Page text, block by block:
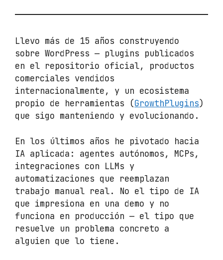
Llevo más de 15 años construyendo
sobre WordPress — plugins publicados
en el repositorio oficial, productos
comerciales vendidos
internacionalmente, y un ecosistema
propio de herramientas (GrowthPlugins)
que sigo manteniendo y evolucionando.
En los últimos años he pivotado hacia
IA aplicada: agentes autónomos, MCPs,
integraciones con LLMs y
automatizaciones que reemplazan
trabajo manual real. No el tipo de IA
que impresiona en una demo y no
funciona en producción — el tipo que
resuelve un problema concreto a
alguien que lo tiene.